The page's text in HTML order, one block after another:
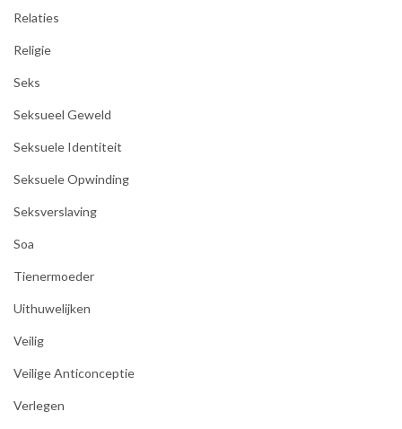
Relaties
Religie
Seks
Seksueel Geweld
Seksuele Identiteit
Seksuele Opwinding
Seksverslaving
Soa
Tienermoeder
Uithuwelijken
Veilig
Veilige Anticonceptie
Verlegen